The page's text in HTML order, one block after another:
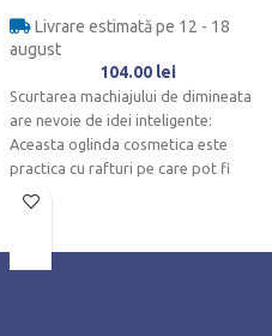
Livrare estimată pe 12 - 18
august
104.00 lei
Scurtarea machiajului de dimineata
are nevoie de idei inteligente:
Aceasta oglinda cosmetica este
practica cu rafturi pe care pot fi